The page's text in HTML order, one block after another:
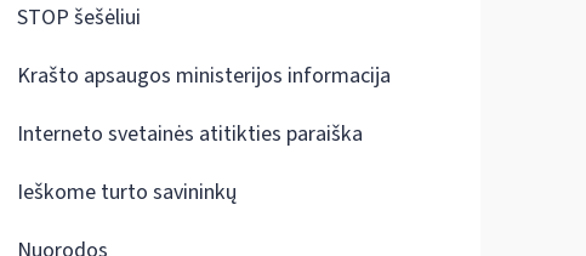
STOP šešėliui
Krašto apsaugos ministerijos informacija
Interneto svetainės atitikties paraiška
Ieškome turto savininkų
Nuorodos